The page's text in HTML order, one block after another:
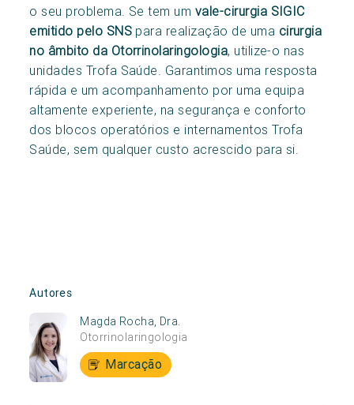
o seu problema. Se tem um vale-cirurgia SIGIC
emitido pelo SNS para realização de uma cirurgia
no âmbito da Otorrinolaringologia, utilize-o nas
unidades Trofa Saúde. Garantimos uma resposta
rápida e um acompanhamento por uma equipa
altamente experiente, na segurança e conforto
dos blocos operatórios e internamentos Trofa
Saúde, sem qualquer custo acrescido para si.
Autores
Magda Rocha, Dra.
Otorrinolaringologia
Marcação